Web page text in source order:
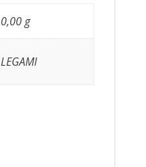
0,00 g
LEGAMI